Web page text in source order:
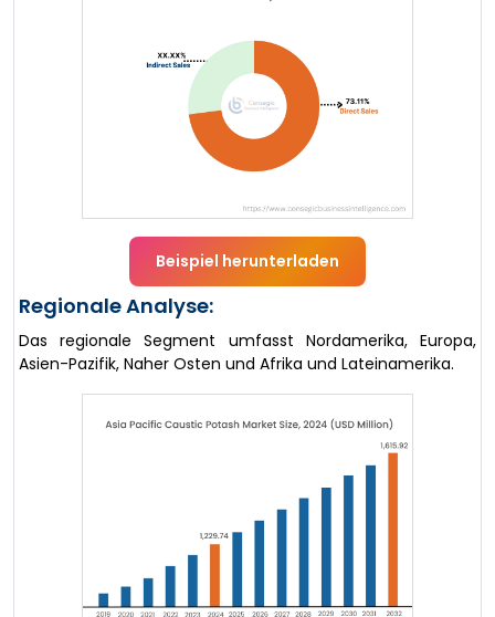
Beispiel herunterladen
Regionale Analyse:
Das regionale Segment umfasst Nordamerika, Europa,
Asien-Pazifik, Naher Osten und Afrika und Lateinamerika.